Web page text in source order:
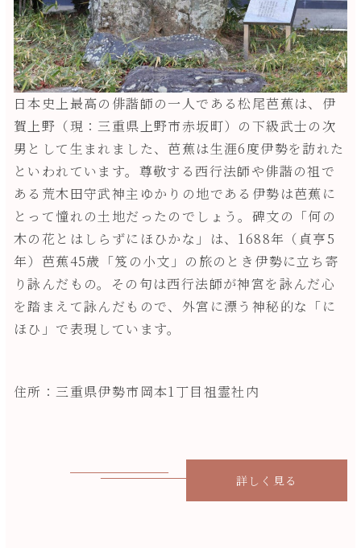
日本史上最高の俳諧師の一人である松尾芭蕉は、伊
賀上野（現：三重県上野市赤坂町）の下級武士の次
男として生まれました、芭蕉は生涯6度伊勢を訪れた
といわれています。尊敬する西行法師や俳諧の祖で
ある荒木田守武神主ゆかりの地である伊勢は芭蕉に
とって憧れの土地だったのでしょう。碑文の「何の
木の花とはしらずにほひかな」は、1688年（貞亨5
年）芭蕉45歳「笈の小文」の旅のとき伊勢に立ち寄
り詠んだもの。その句は西行法師が神宮を詠んだ心
を踏まえて詠んだもので、外宮に漂う神秘的な「に
ほひ」で表現しています。
住所：三重県伊勢市岡本1丁目祖霊社内
詳しく見る